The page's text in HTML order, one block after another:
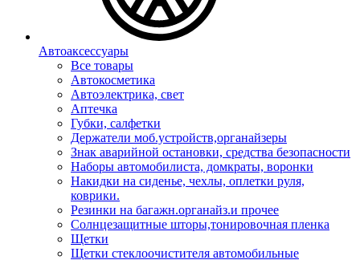
Автоаксессуары
Все товары
Автокосметика
Автоэлектрика, свет
Аптечка
Губки, салфетки
Держатели моб.устройств,органайзеры
Знак аварийной остановки, средства безопасности
Наборы автомобилиста, домкраты, воронки
Накидки на сиденье, чехлы, оплетки руля,
коврики.
Резинки на багажн.органайз.и прочее
Солнцезащитные шторы,тонировочная пленка
Щетки
Щетки стеклоочистителя автомобильные